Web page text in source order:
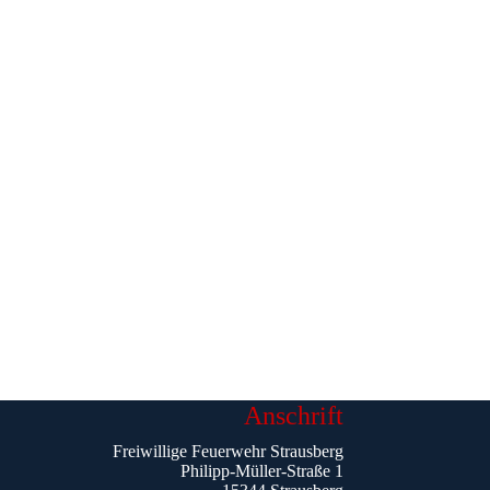
Anschrift
Freiwillige Feuerwehr Strausberg
Philipp-Müller-Straße 1